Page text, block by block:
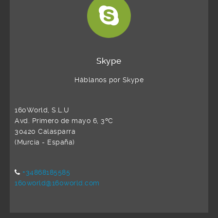
Skype
Háblanos por Skype
160World, S.L.U
Avd. Primero de mayo 6, 3ºC
30420 Calasparra
(Murcia - España)
+34868185585
160world@160world.com